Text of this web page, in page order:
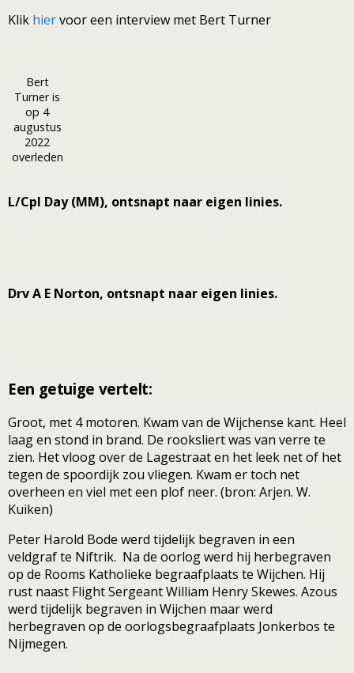
Klik hiervoor een interview met Bert Turner
Bert
Turner is
op 4
augustus
2022
overleden
L/Cpl Day (MM), ontsnapt naar eigen linies.
Drv A E Norton, ontsnapt naar eigen linies.
Een getuige vertelt:
Groot, met 4 motoren. Kwam van de Wijchense kant. Heel
laag en stond in brand. De rooksliert was van verre te
zien. Het vloog over de Lagestraat en het leek net of het
tegen de spoordijk zou vliegen. Kwam er toch net
overheen en viel met een plof neer. (bron: Arjen. W.
Kuiken)
Peter Harold Bode werd tijdelijk begraven in een
veldgraf te Niftrik. Na de oorlog werd hij herbegraven
op de Rooms Katholieke begraafplaats te Wijchen. Hij
rust naast Flight Sergeant William Henry Skewes. Azous
werd tijdelijk begraven in Wijchen maar werd
herbegraven op de oorlogsbegraafplaats Jonkerbos te
Nijmegen.